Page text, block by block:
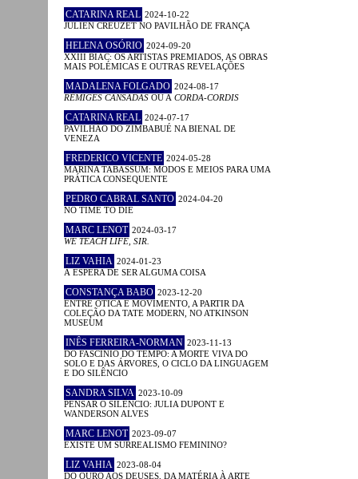
CATARINA REAL 2024-10-22
JULIEN CREUZET NO PAVILHÃO DE FRANÇA
HELENA OSÓRIO 2024-09-20
XXIII BIAC: OS ARTISTAS PREMIADOS, AS OBRAS
MAIS POLÉMICAS E OUTRAS REVELAÇÕES
MADALENA FOLGADO 2024-08-17
RÉMIGES CANSADAS OU A CORDA-CORDIS
CATARINA REAL 2024-07-17
PAVILHÃO DO ZIMBABUÉ NA BIENAL DE
VENEZA
FREDERICO VICENTE 2024-05-28
MARINA TABASSUM: MODOS E MEIOS PARA UMA
PRÁTICA CONSEQUENTE
PEDRO CABRAL SANTO 2024-04-20
NO TIME TO DIE
MARC LENOT 2024-03-17
WE TEACH LIFE, SIR.
LIZ VAHIA 2024-01-23
À ESPERA DE SER ALGUMA COISA
CONSTANÇA BABO 2023-12-20
ENTRE ÓTICA E MOVIMENTO, A PARTIR DA
COLEÇÃO DA TATE MODERN, NO ATKINSON
MUSEUM
INÊS FERREIRA-NORMAN 2023-11-13
DO FASCÍNIO DO TEMPO: A MORTE VIVA DO
SOLO E DAS ÁRVORES, O CICLO DA LINGUAGEM
E DO SILÊNCIO
SANDRA SILVA 2023-10-09
PENSAR O SILÊNCIO: JULIA DUPONT E
WANDERSON ALVES
MARC LENOT 2023-09-07
EXISTE UM SURREALISMO FEMININO?
LIZ VAHIA 2023-08-04
DO OURO AOS DEUSES, DA MATÉRIA À ARTE